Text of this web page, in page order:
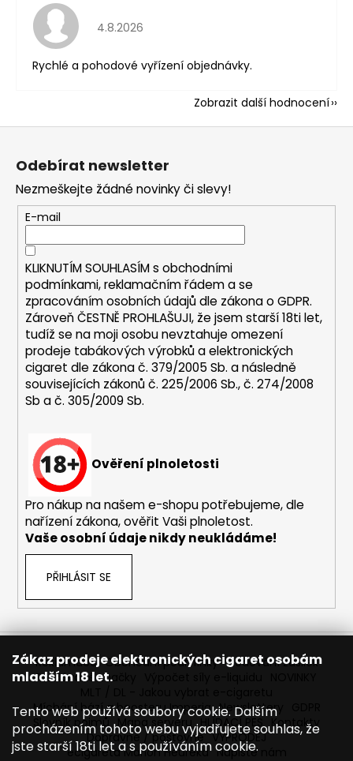
Zákaz prodeje elektronických cigaret osobám
mladším 18 let.
Tento web používá soubory cookie. Dalším
procházením tohoto webu vyjadřujete souhlas, že
jste starší 18ti let a s používáním cookie.
Hodnocení obchodu je 5 z 5 hvězdiček.
4.8.2026
Rychlé a pohodové vyřízení objednávky.
Zobrazit další hodnocení
Odebírat newsletter
Nezmeškejte žádné novinky či slevy!
E-mail
KLIKNUTÍM SOUHLASÍM s obchodními
podmínkami,reklamačním řádem a se
zpracováním osobních údajů dle zákona oGDPR.
Zároveň ČESTNĚ PROHLAŠUJI, že jsem starší 18ti let,
tudíž se na moji osobu nevztahuje omezení
prodeje tabákových výrobků a elektronických
cigaret dle zákona č. 379/2005 Sb. a následně
souvisejících zákonů č. 225/2006 Sb., č. 274/2008
Sb a č. 305/2009 Sb.
Ověření plnoletosti
Pro nákup na našem e-shopu potřebujeme, dle
nařízení zákona, ověřit Vaši plnoletost.
Vaše osobní údaje nikdy neukládáme!
PŘIHLÁSIT SE
Reklamace Obchodní podmínky Sledování zásilek
Prodávané značky
Míchání bází a boosteru Imperia Newslettery
Slovník pojmů Mapa serveru HLÍDACÍ PES Kontakty
Dopravné / poštovné VÝPRODEJ
ecigareta Marion Heureka Napište nám